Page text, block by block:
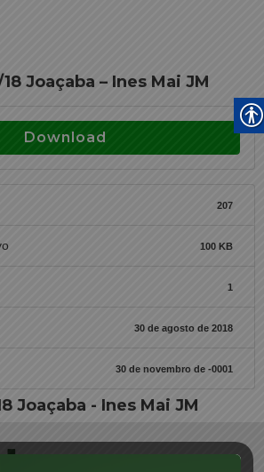
Joaçaba – Ines Mai JM
Download
207
100 KB
1
30 de agosto de 2018
30 de novembro de -0001
Joaçaba - Ines Mai JM